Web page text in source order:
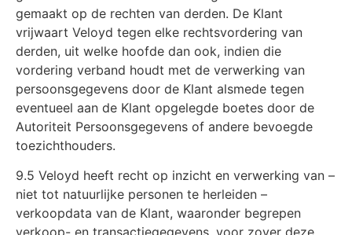
gemaakt op de rechten van derden. De Klant
vrijwaart Veloyd tegen elke rechtsvordering van
derden, uit welke hoofde dan ook, indien die
vordering verband houdt met de verwerking van
persoonsgegevens door de Klant alsmede tegen
eventueel aan de Klant opgelegde boetes door de
Autoriteit Persoonsgegevens of andere bevoegde
toezichthouders.
9.5 Veloyd heeft recht op inzicht en verwerking van –
niet tot natuurlijke personen te herleiden –
verkoopdata van de Klant, waaronder begrepen
verkoop- en transactiegegevens, voor zover deze